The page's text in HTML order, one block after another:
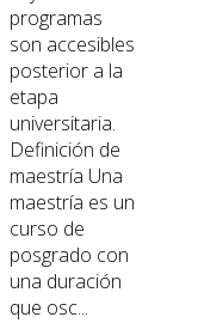
programas
son accesibles
posterior a la
etapa
universitaria.
Definición de
maestría Una
maestría es un
curso de
posgrado con
una duración
que osc...